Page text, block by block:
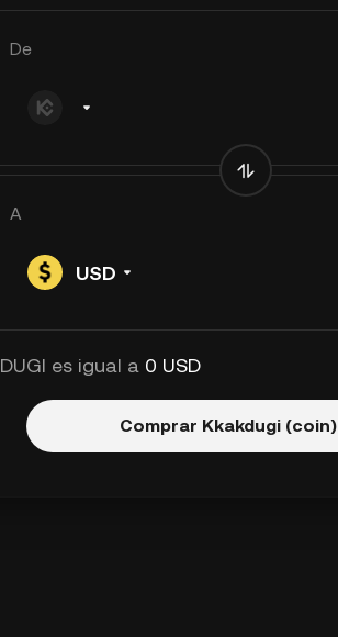
De
A
USD
es igual a 0 USD
Comprar Kkakdugi (coin)